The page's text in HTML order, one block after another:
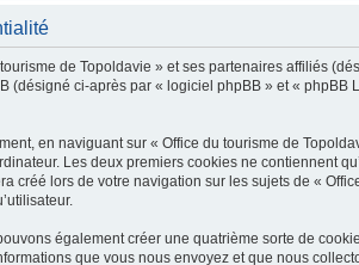
de Topoldavie » et ses partenaires affiliés
ci-après par « logiciel phpBB » et «
en naviguant sur « Office du tourisme de
Les deux premiers cookies ne contiennent
créé lors de votre navigation sur les sujets de «
également créer une quatrième sorte de
que vous nous envoyez et que nous